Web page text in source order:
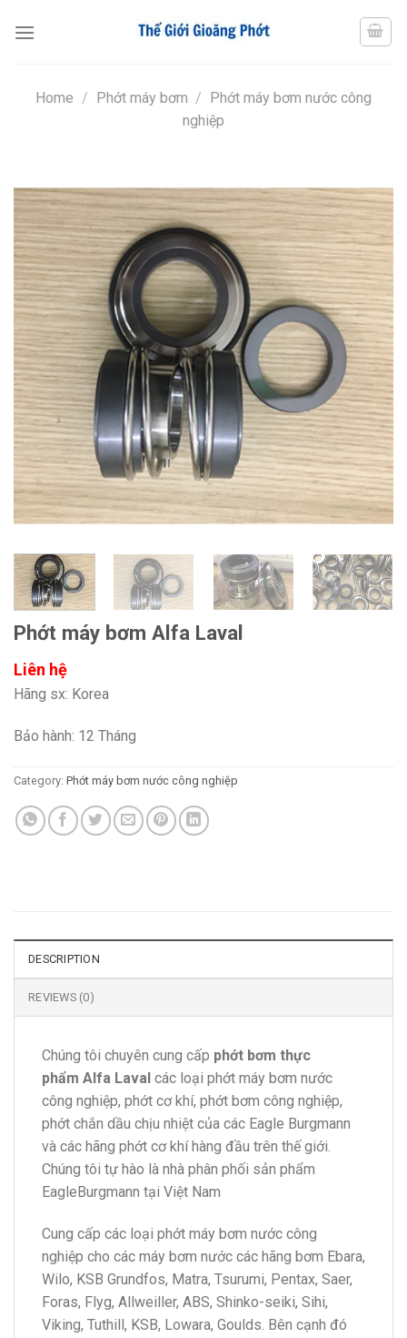
đến
Home / Phớt máy bơm / Phớt máy bơm nước công
nghiệp
Phớt máy bơm Alfa Laval
Liên hệ
Hãng sx: Korea
Bảo hành: 12 Tháng
Category: Phớt máy bơm nước công nghiệp
DESCRIPTION
REVIEWS (0)
Chúng tôi chuyên cung cấp phớt bơm thực
phẩm Alfa Laval các loại phớt máy bơm nước
công nghiệp, phớt cơ khí, phớt bơm công nghiệp,
phớt chắn dầu chịu nhiệt của các Eagle Burgmann
và các hãng phớt cơ khí hàng đầu trên thế giới.
Chúng tôi tự hào là nhà phân phối sản phẩm
EagleBurgmann tại Việt Nam
Cung cấp các loại phớt máy bơm nước công
nghiệp cho các máy bơm nước các hãng bơm Ebara,
Wilo, KSB Grundfos, Matra, Tsurumi, Pentax, Saer,
Foras, Flyg, Allweiller, ABS, Shinko-seiki, Sihi,
Viking, Tuthill, KSB, Lowara, Goulds. Bên cạnh đó